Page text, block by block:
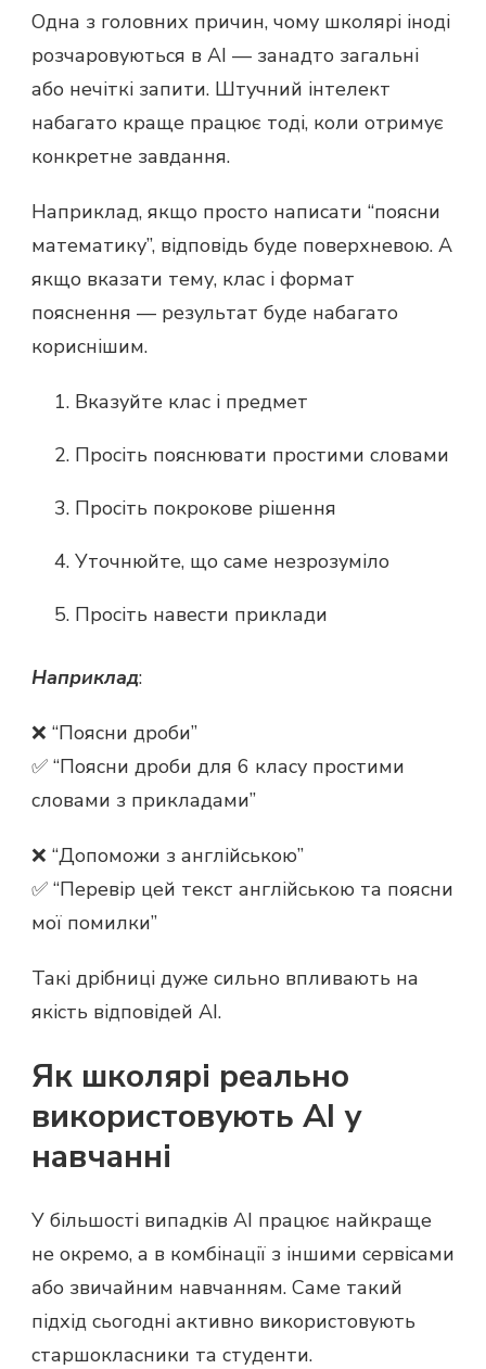
Одна з головних причин, чому школярі іноді
розчаровуються в AI — занадто загальні
або нечіткі запити. Штучний інтелект
набагато краще працює тоді, коли отримує
конкретне завдання.
Наприклад, якщо просто написати “поясни
математику”, відповідь буде поверхневою. А
якщо вказати тему, клас і формат
пояснення — результат буде набагато
кориснішим.
Вказуйте клас і предмет
Просіть пояснювати простими словами
Просіть покрокове рішення
Уточнюйте, що саме незрозуміло
Просіть навести приклади
Наприклад:
❌ “Поясни дроби”
✅ “Поясни дроби для 6 класу простими
словами з прикладами”
❌ “Допоможи з англійською”
✅ “Перевір цей текст англійською та поясни
мої помилки”
Такі дрібниці дуже сильно впливають на
якість відповідей AI.
Як школярі реально
використовують AI у
навчанні
У більшості випадків AI працює найкраще
не окремо, а в комбінації з іншими сервісами
або звичайним навчанням. Саме такий
підхід сьогодні активно використовують
старшокласники та студенти.